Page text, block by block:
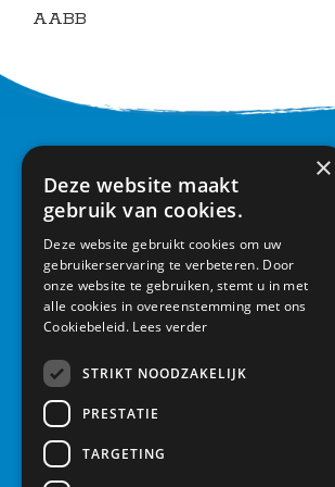
AABB
Basisschool Vroonestein
Lohengrinhof 15-17
3438 RA Nieuwegein
030 – 6037291
info@vroonestein.nl
×
Deze website maakt
gebruik van cookies.
Deze website gebruikt cookies om uw
gebruikerservaring te verbeteren. Door
onze website te gebruiken, stemt u in met
alle cookies in overeenstemming met ons
Cookiebeleid. Lees verder
STRIKT NOODZAKELIJK
PRESTATIE
TARGETING